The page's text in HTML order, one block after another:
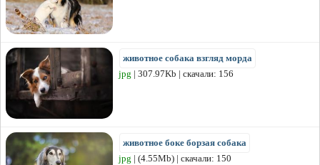
животное собака взгляд морда
jpg | 307.97Kb | скачали: 156
животное боке борзая собака
jpg | (4.55Mb) | скачали: 150